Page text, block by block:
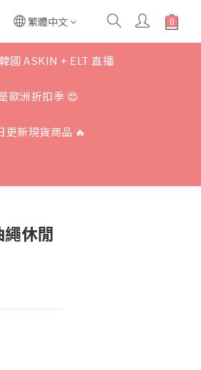
繁體中文
國 ASKIN + ELT 直播
歐洲折扣季 😍
更新現貨商品 🔥
休閒